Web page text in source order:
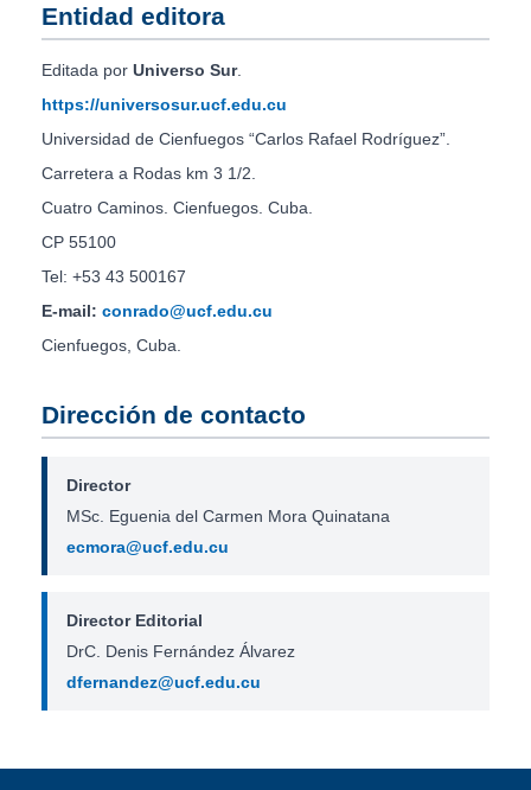
Entidad editora
Editada por Universo Sur.
https://universosur.ucf.edu.cu
Universidad de Cienfuegos “Carlos Rafael Rodríguez”.
Carretera a Rodas km 3 1/2.
Cuatro Caminos. Cienfuegos. Cuba.
CP 55100
Tel: +53 43 500167
E-mail: conrado@ucf.edu.cu
Cienfuegos, Cuba.
Dirección de contacto
Director
MSc. Eguenia del Carmen Mora Quinatana
ecmora@ucf.edu.cu
Director Editorial
DrC. Denis Fernández Álvarez
dfernandez@ucf.edu.cu